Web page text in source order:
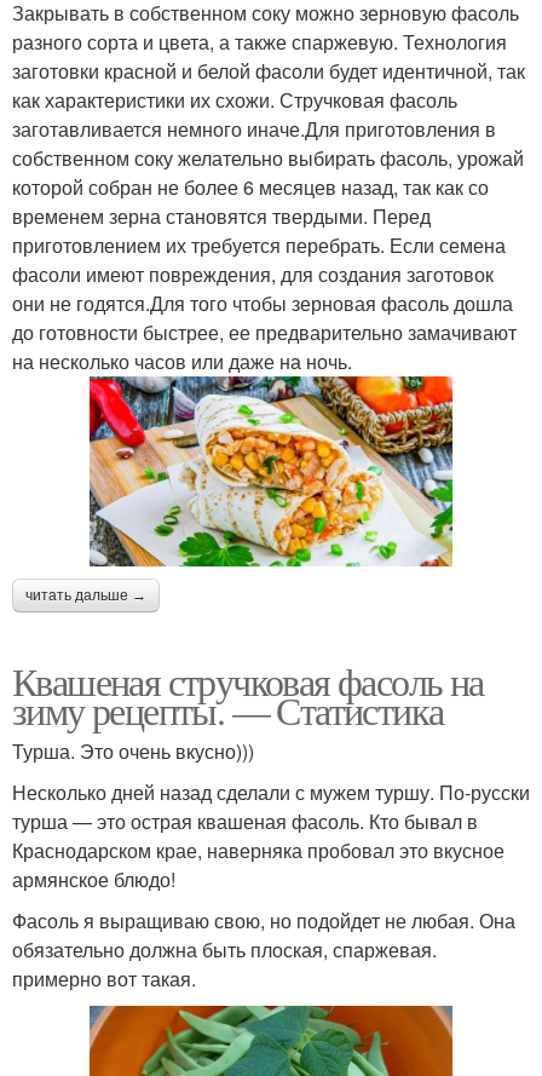
Закрывать в собственном соку можно зерновую фасоль
разного сорта и цвета, а также спаржевую. Технология
заготовки красной и белой фасоли будет идентичной, так
как характеристики их схожи. Стручковая фасоль
заготавливается немного иначе.Для приготовления в
собственном соку желательно выбирать фасоль, урожай
которой собран не более 6 месяцев назад, так как со
временем зерна становятся твердыми. Перед
приготовлением их требуется перебрать. Если семена
фасоли имеют повреждения, для создания заготовок
они не годятся.Для того чтобы зерновая фасоль дошла
до готовности быстрее, ее предварительно замачивают
на несколько часов или даже на ночь.
читать дальше →
Квашеная стручковая фасоль на
зиму рецепты. — Статистика
Турша. Это очень вкусно)))
Несколько дней назад сделали с мужем туршу. По-русски
турша — это острая квашеная фасоль. Кто бывал в
Краснодарском крае, наверняка пробовал это вкусное
армянское блюдо!
Фасоль я выращиваю свою, но подойдет не любая. Она
обязательно должна быть плоская, спаржевая.
примерно вот такая.